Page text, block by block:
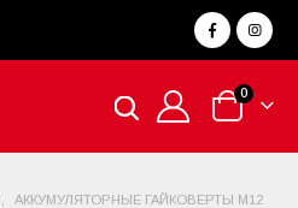
0
АККУМУЛЯТОРНЫЕ ГАЙКОВЕРТЫ M12